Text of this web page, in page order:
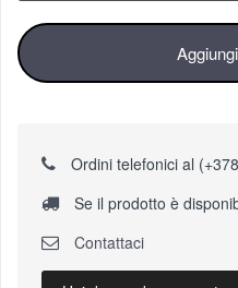
Ordini telefonici al
Se il prodotto è
Contattaci